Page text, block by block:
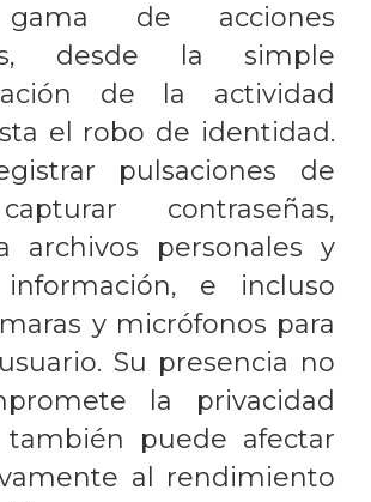
de acciones
desde la simple
de la actividad
el robo de identidad.
pulsaciones de
contraseñas,
archivos personales y
e incluso
y micrófonos para
Su presencia no
la privacidad
puede afectar
al rendimiento